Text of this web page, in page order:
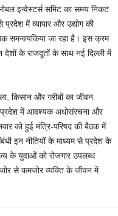
इन्वेस्टर्स समिट का समय निकट
प्रदेश में व्यापार और उद्योग की
समन्वयकिया जा रहा है। इस क्रम
देशों के राजदूतों के साथ नई दिल्ली में
किसान और गरीबों का जीवन
प्रदेश में आवश्यक अधोसंरचना और
को हुई मंत्रि-परिषद की बैठक में
इन नीतियों के माध्यम से प्रदेश के
के युवाओं को रोजगार उपलब्ध
से कमजोर व्यक्ति के जीवन में